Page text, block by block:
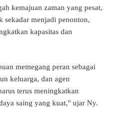
kemajuan zaman yang pesat,
sekadar menjadi penonton,
kapasitas dan
memegang peran sebagai
keluarga, dan agen
terus meningkatkan
saing yang kuat," ujar Ny.